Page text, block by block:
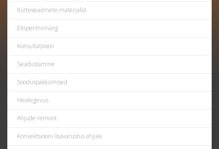
Kütteseadmete materjalid
Eksperthinnang
Konsultatsioon
Seadustamine
Sooduspakkumised
Heategevus
Ahjude remont
Konvektsiooni lisavarustus ahjule